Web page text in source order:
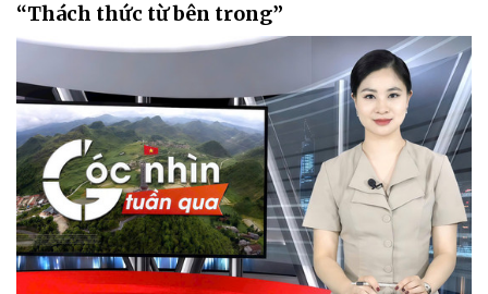
“Thách thức từ bên trong”